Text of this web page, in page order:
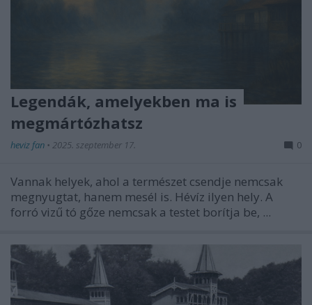
Legendák, amelyekben ma is
megmártózhatsz
heviz fan • 2025. szeptember 17. 0
Vannak helyek, ahol a természet csendje nemcsak
megnyugtat, hanem mesél is. Hévíz ilyen hely. A
forró vizű tó gőze nemcsak a testet borítja be, ...